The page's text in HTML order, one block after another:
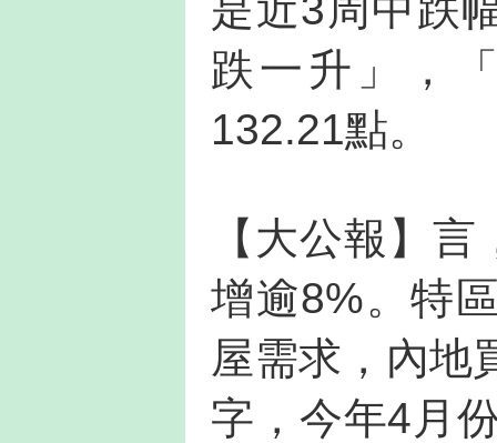
跌一升」，
132.21點。
【大公報】
增逾8%。特
屋需求，內地
字，今年4月